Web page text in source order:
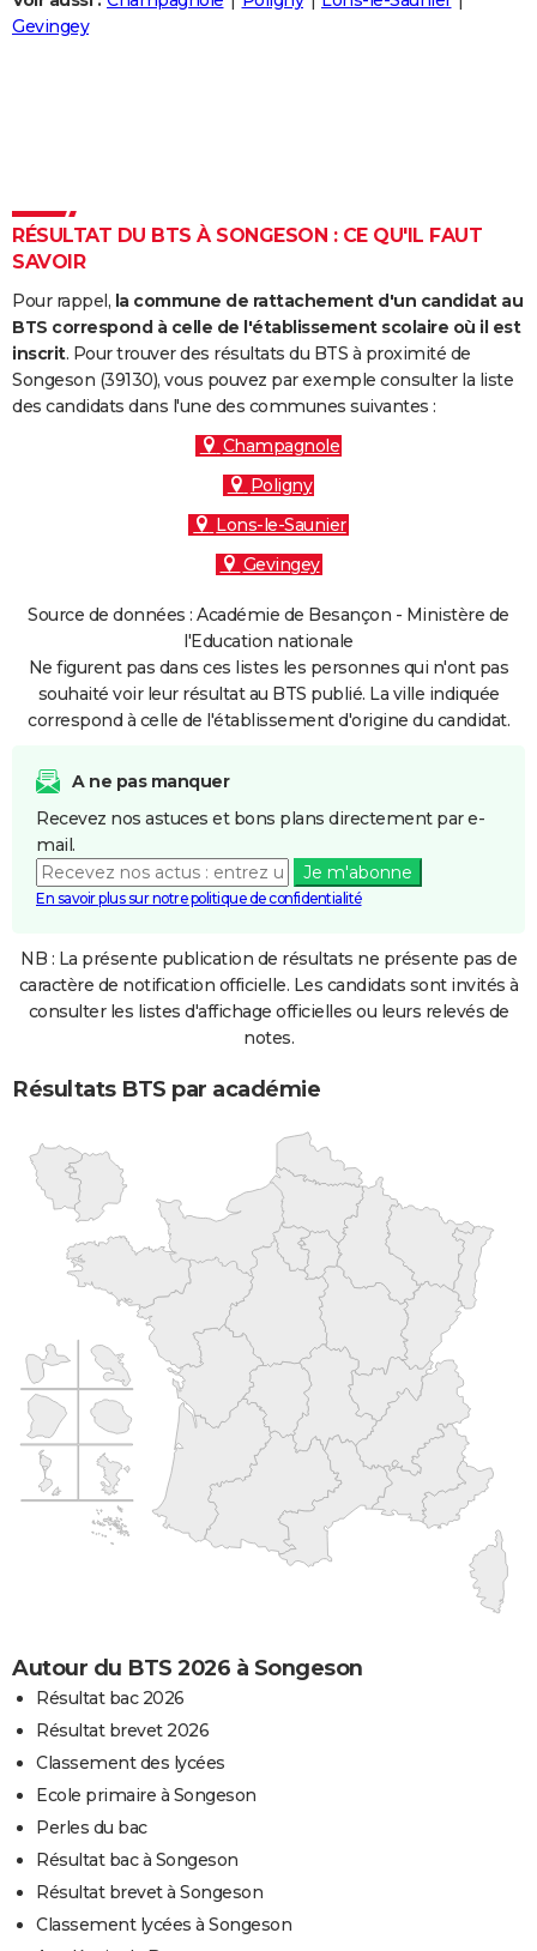
Destinations
City break
Voyage nature
Voyage de noces
Forum
Climat
+
PHOTO
Carte de Noël
Carte Bonne année
Carte Saint-Valentin
Carte Pâques
Carte d'anniversaire
DICTIONNAIRE
Dictionnaire
Biographies
Citations
Expressions
Proverbes
PROGRAMME TV
COPAINS D'AVANT
S'inscrire
Se connecter
Lycées
Collèges
Primaires
Universités
Entreprises
Service militaire
Avis de recherche
AVIS DE DÉCÈS
FORUM
Gevingey
RÉSULTAT DU BTS À SONGESON : CE QU'IL FAUT
SAVOIR
Pour rappel, la commune de rattachement d'un candidat au
BTS correspond à celle de l'établissement scolaire où il est
inscrit. Pour trouver des résultats du BTS à proximité de
Songeson (39130), vous pouvez par exemple consulter la liste
des candidats dans l'une des communes suivantes :
Champagnole
Poligny
Lons-le-Saunier
Gevingey
Source de données : Académie de Besançon - Ministère de
l'Education nationale
Ne figurent pas dans ces listes les personnes qui n'ont pas
souhaité voir leur résultat au BTS publié. La ville indiquée
correspond à celle de l'établissement d'origine du candidat.
A ne pas manquer
Recevez nos astuces et bons plans directement par e-
mail.
Je m'abonne
En savoir plus sur notre politique de confidentialité
NB : La présente publication de résultats ne présente pas de
caractère de notification officielle. Les candidats sont invités à
consulter les listes d'affichage officielles ou leurs relevés de
notes.
Résultats BTS par académie
Autour du BTS 2026 à Songeson
Résultat bac 2026
Résultat brevet 2026
Classement des lycées
Ecole primaire à Songeson
Perles du bac
Résultat bac à Songeson
Résultat brevet à Songeson
Classement lycées à Songeson